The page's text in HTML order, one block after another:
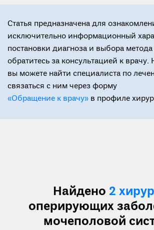
Статья предназначена для
исключительно информационный
постановки диагноза и выбора
обратитесь за консультацией к
вы можете найти специалиста по
связаться с ним через форму
«Обращение к врачу» в профиле
Найдено 2
оперирующих
мочеполовой